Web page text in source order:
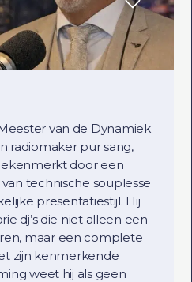
van de Dynamiek
radiomaker pur sang,
door een
technische souplesse
presentatiestijl. Hij
dj’s die niet alleen een
maar een complete
zijn kenmerkende
weet hij als geen